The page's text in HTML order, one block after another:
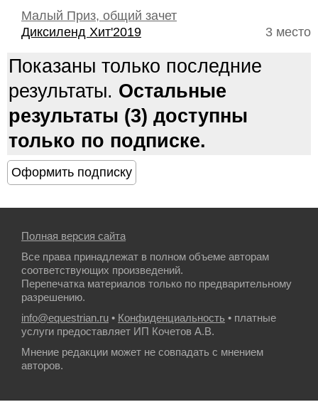
Малый Приз, общий зачет
3 место
Диксиленд Хит'2019
Показаны только последние
результаты. Остальные
результаты (3) доступны
только по подписке.
Полная версия сайта
Все права принадлежат в полном объеме авторам
соответствующих произведений.
Перепечатка материалов только по предварительному
разрешению.
info@equestrian.ru • Конфиденциальность • платные
услуги предоставляет ИП Кочетов А.В.
Мнение редакции может не совпадать с мнением
авторов.